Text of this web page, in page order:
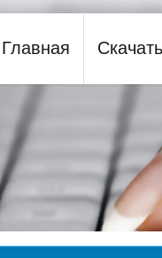
Главная Скачать